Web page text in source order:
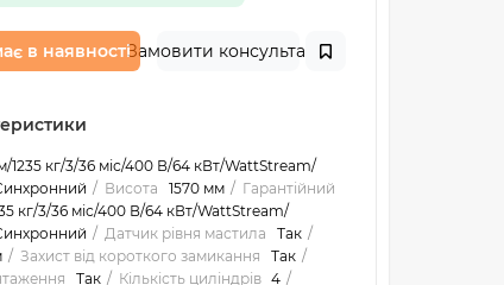
в наявностіЗамовити консультацію
1235 кг/3/36 міс/400 В/64 кВт/WattStream/
Висота 1570 мм
Гарантійний
кг/3/36 міс/400 В/64 кВт/WattStream/
Датчик рівня мастила
Так
Захист від короткого замикання
Так
Так Кількість циліндрів 4